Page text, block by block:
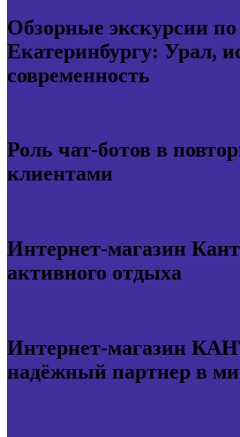
Обзорные экскурсии по
Екатеринбургу: Урал,
современность
Роль чат-ботов в
клиентами
Интернет-магазин
активного отдыха
Интернет-магазин
надёжный партнер в